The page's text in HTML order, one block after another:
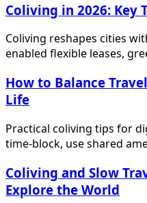
Coliving in 2026: Key
Coliving reshapes cities
enabled flexible leases,
How to Balance
Life
Practical coliving tips for
time-block, use shared
Coliving and Slow
Explore the World